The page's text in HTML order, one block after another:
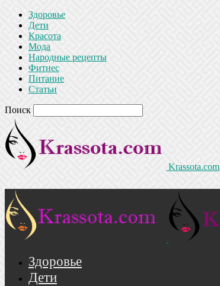
Здоровье
Дети
Красота
Мода
Народные рецепты
Фитнес
Питание
Статьи
Поиск
Krassota.com
Здоровье
Дети